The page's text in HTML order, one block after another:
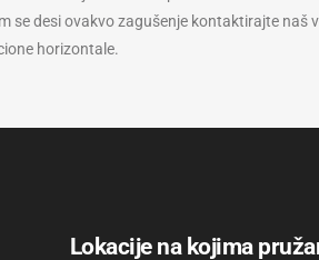
se desi ovakvo zagušenje kontaktirajte naš
horizontale.
Lokacije na kojima